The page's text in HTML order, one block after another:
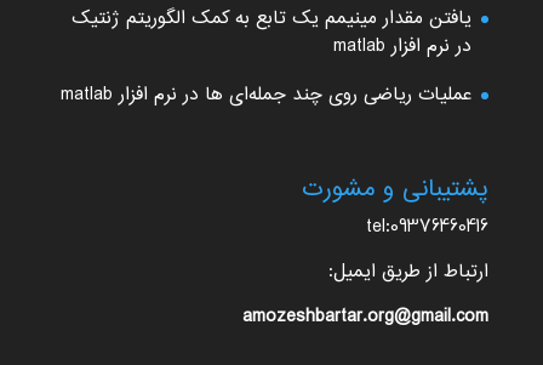
یافتن مقدار مینیمم یک تابع به کمک الگوریتم ژنتیک
در نرم افزار matlab
عملیات ریاضی روی چند جمله‌ای ها در نرم افزار matlab
پشتیبانی و مشورت
tel:09376460416
ارتباط از طریق ایمیل:
amozeshbartar.org@gmail.com